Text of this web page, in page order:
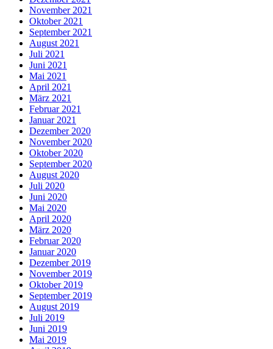
November 2021
Oktober 2021
September 2021
August 2021
Juli 2021
Juni 2021
Mai 2021
April 2021
März 2021
Februar 2021
Januar 2021
Dezember 2020
November 2020
Oktober 2020
September 2020
August 2020
Juli 2020
Juni 2020
Mai 2020
April 2020
März 2020
Februar 2020
Januar 2020
Dezember 2019
November 2019
Oktober 2019
September 2019
August 2019
Juli 2019
Juni 2019
Mai 2019